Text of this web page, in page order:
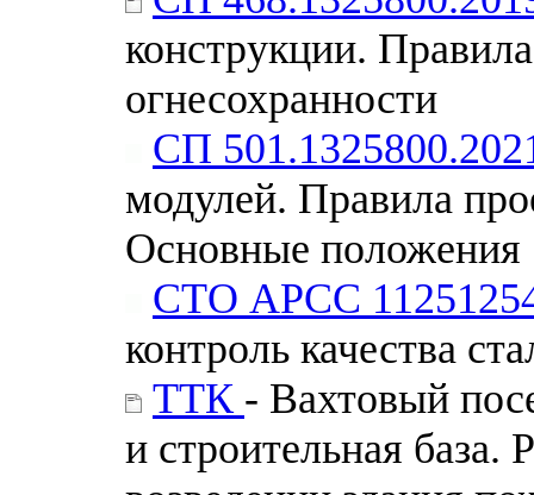
конструкции.
огнесохранности
СП
модулей. Правила
Основные положения
СТО АРСС
контроль качества
ТТК - Вахтовый
и строительная база.